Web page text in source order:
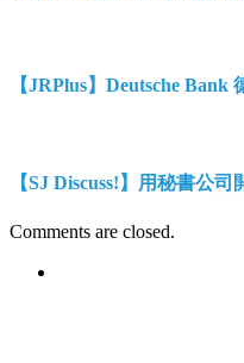
【JRPlus】Deutsche
【SJ Discuss!】用秘書公司
Comments are closed.